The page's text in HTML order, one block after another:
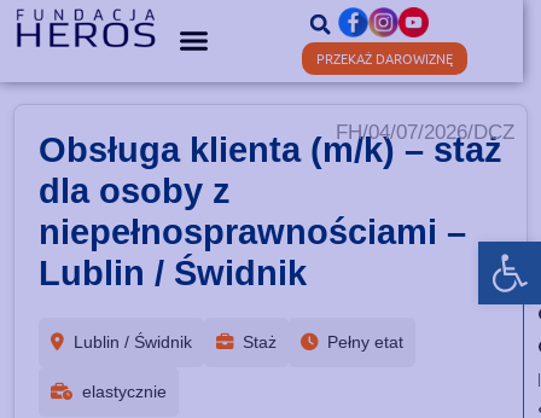
PRZEKAŻ DAROWIZNĘ
Obsługa klienta (m/k) – staż
dla osoby z
niepełnosprawnościami –
Lublin / Świdnik
FH/04/07/2026/DCZ
Lublin / Świdnik Staż Pełny etat
elastycznie